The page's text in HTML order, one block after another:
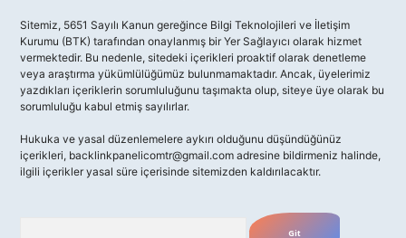
Sitemiz, 5651 Sayılı Kanun gereğince Bilgi Teknolojileri ve İletişim
Kurumu (BTK) tarafından onaylanmış bir Yer Sağlayıcı olarak hizmet
vermektedir. Bu nedenle, sitedeki içerikleri proaktif olarak denetleme
veya araştırma yükümlülüğümüz bulunmamaktadır. Ancak, üyelerimiz
yazdıkları içeriklerin sorumluluğunu taşımakta olup, siteye üye olarak bu
sorumluluğu kabul etmiş sayılırlar.
Hukuka ve yasal düzenlemelere aykırı olduğunu düşündüğünüz
içerikleri, backlinkpanelicomtr@gmail.com adresine bildirmeniz halinde,
ilgili içerikler yasal süre içerisinde sitemizden kaldırılacaktır.